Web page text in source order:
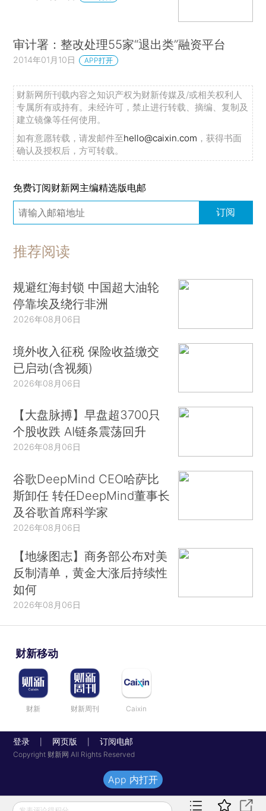
审计署：整改处理55家“退出类”融资平台
2014年01月10日 APP打开
财新网所刊载内容之知识产权为财新传媒及/或相关权利人
专属所有或持有。未经许可，禁止进行转载、摘编、复制及
建立镜像等任何使用。
如有意愿转载，请发邮件至hello@caixin.com ，获得书面
确认及授权后，方可转载。
免费订阅财新网主编精选版电邮
订阅
推荐阅读
规避红海封锁 中国超大油轮
停靠埃及绕行非洲
2026年08月06日
境外收入征税 保险收益缴交
已启动(含视频)
2026年08月06日
【大盘脉搏】早盘超3700只
个股收跌 AI链条震荡回升
2026年08月06日
谷歌DeepMind CEO哈萨比
斯卸任 转任DeepMind董事长
及谷歌首席科学家
2026年08月06日
【地缘图志】商务部公布对美
反制清单，黄金大涨后持续性
如何
2026年08月06日
财新移动
财新 财新周刊 Caixin
登录 网页版 订阅电邮
Copyright 财新网 All Rights Reserved
App 内打开